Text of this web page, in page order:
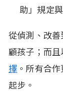
助」規定
從偵測、改
顧孩子；而
擇 。所有合
起步。